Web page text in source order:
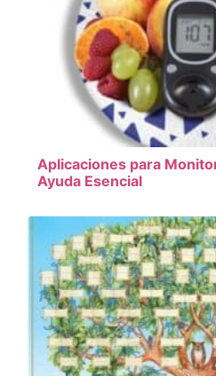
Aplicaciones para
Ayuda Esencial